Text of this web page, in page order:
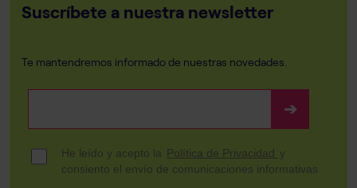
Suscríbete a nuestra newsletter
Te mantendremos informado de nuestras novedades.